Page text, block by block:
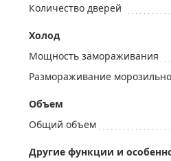
Количество дверей
Холод
Мощность замораживания
Размораживание
Объем
Общий объем
Другие функции и